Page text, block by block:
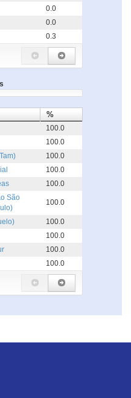
0.0
0.0
0.3
%
100.0
100.0
100.0
100.0
100.0
São
100.0
100.0
100.0
100.0
100.0